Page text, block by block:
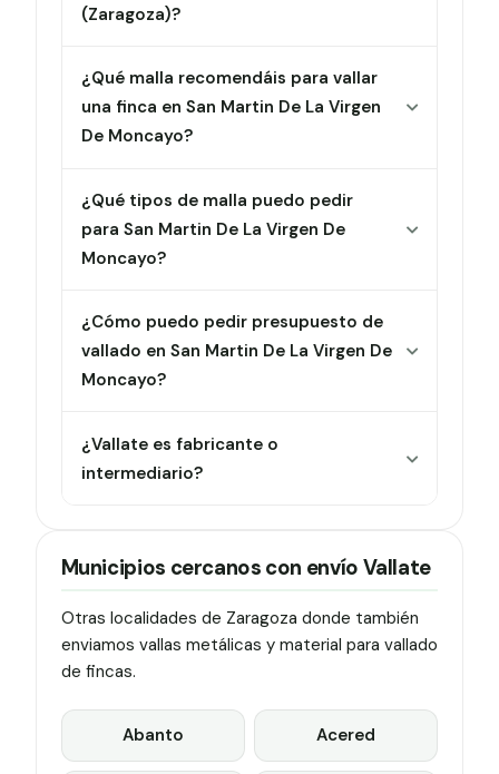
(Zaragoza)?
¿Qué malla recomendáis para vallar
una finca en San Martin De La Virgen
De Moncayo?
¿Qué tipos de malla puedo pedir
para San Martin De La Virgen De
Moncayo?
¿Cómo puedo pedir presupuesto de
vallado en San Martin De La Virgen De
Moncayo?
¿Vallate es fabricante o
intermediario?
Municipios cercanos con envío Vallate
Otras localidades de Zaragoza donde también
enviamos vallas metálicas y material para vallado
de fincas.
Abanto Acered